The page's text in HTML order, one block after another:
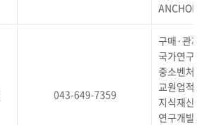
ANCHOR
043-649-7359
구매·관재(
국가연구시
중소벤처기
교원업적평
지식재산권
연구개발활